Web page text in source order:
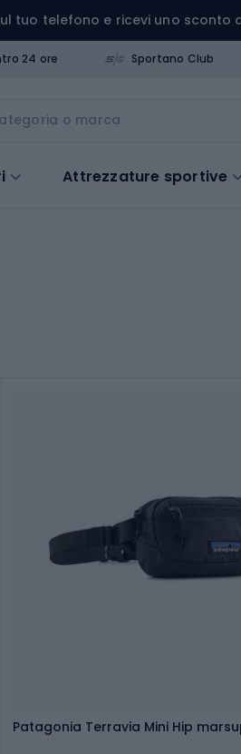
tuo telefono e ricevi uno sconto
24 ore Sportano Club
Attrezzature sportive
Patagonia Terravia Mini Hip